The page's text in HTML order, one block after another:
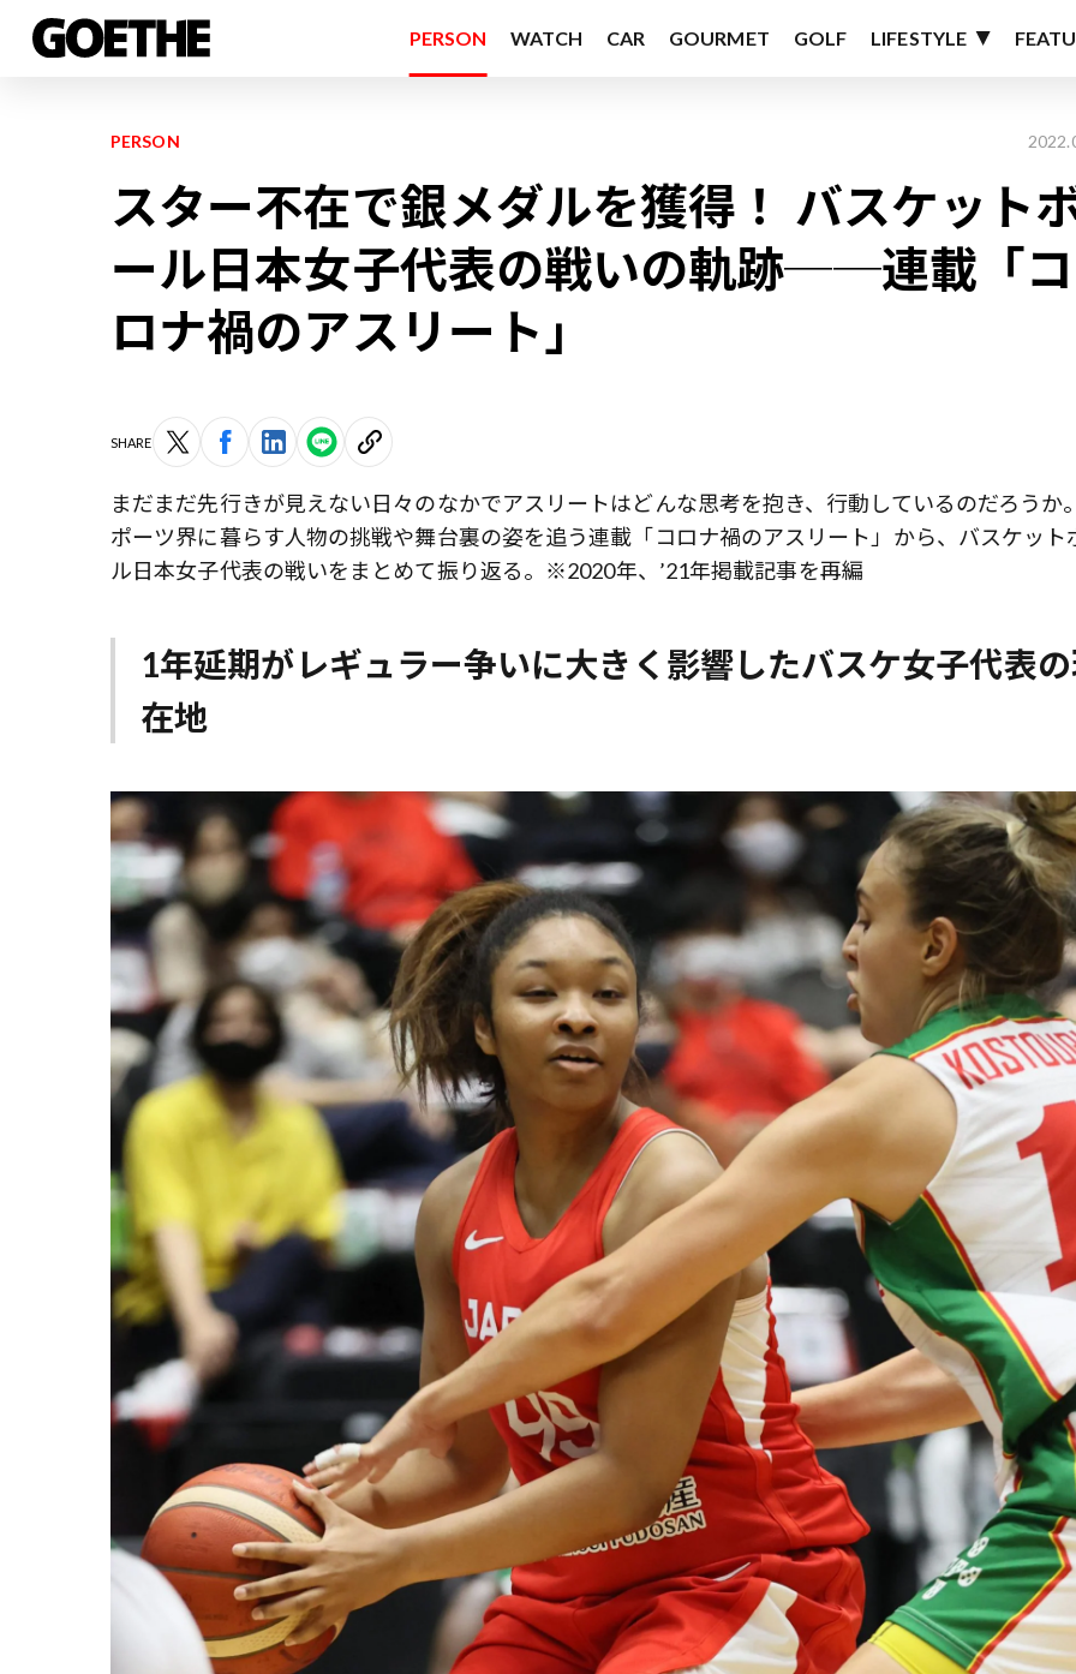
PERSON WATCH CAR GOURMET GOLF LIFESTYLE
PERSON
スター不在で銀メダルを獲得！ バスケット
ール日本女子代表の戦いの軌跡──連載「コ
ロナ禍のアスリート」
SHARE
まだまだ先行きが見えない日々のなかでアスリートはどんな思考を抱き、行動しているのだろうか
ポーツ界に暮らす人物の挑戦や舞台裏の姿を追う連載「コロナ禍のアスリート」から、バスケット
ル日本女子代表の戦いをまとめて振り返る。※2020年、’21年掲載記事を再編
1年延期がレギュラー争いに大きく影響したバスケ女子代表
在地